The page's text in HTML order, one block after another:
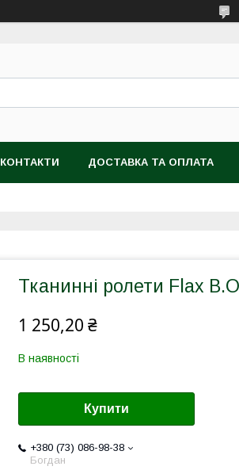
КОНТАКТИ ДОСТАВКА ТА ОПЛАТА
Тканинні ролети Flax B.O
1 250,20 ₴
В наявності
Купити
+380 (73) 086-98-38
Богдан